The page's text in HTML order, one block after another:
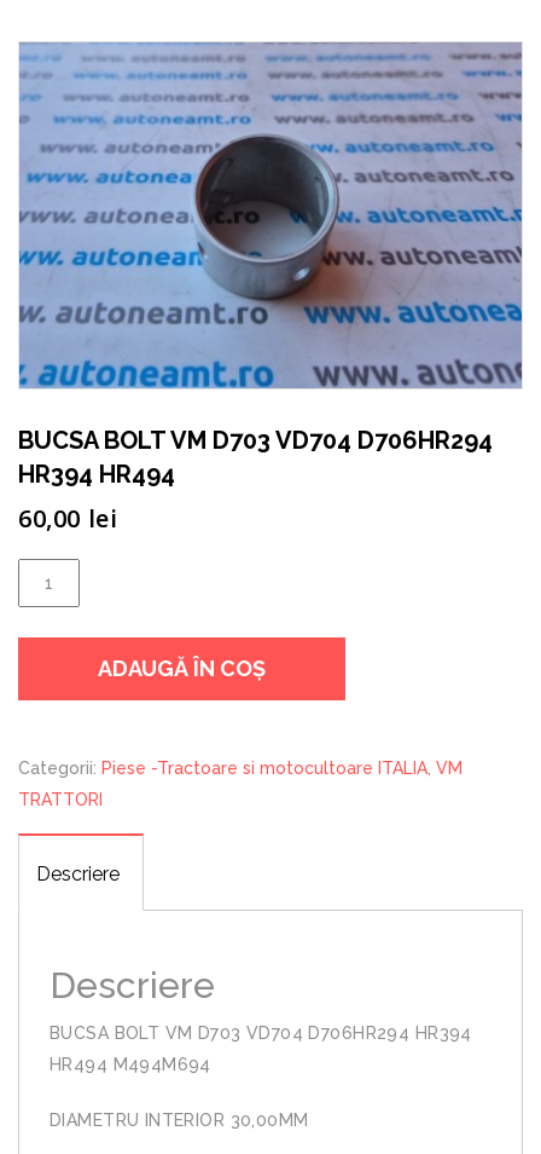
BUCSA BOLT VM D703 VD704 D706HR294
HR394 HR494
60,00 lei
BUCSA
BOLT
D703
D706HR294
HR394
ADAUGĂ ÎN COȘ
Categorii: Piese -Tractoare si motocultoare ITALIA VM
TRATTORI
Descriere
Descriere
BUCSA BOLT VM D703 VD704 D706HR294 HR394
HR494 M494M694
DIAMETRU INTERIOR 30,00MM